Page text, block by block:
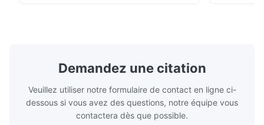
Demandez une citation
Veuillez utiliser notre formulaire de contact en ligne ci-
dessous si vous avez des questions, notre équipe vous
contactera dès que possible.